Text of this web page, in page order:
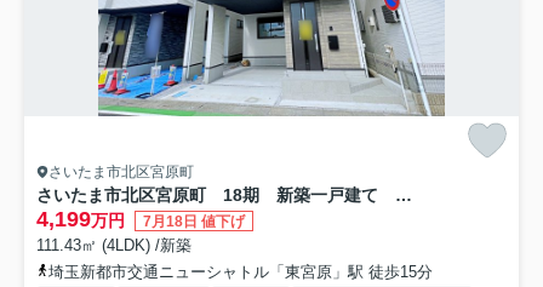
さいたま市北区宮原町
さいたま市北区宮原町 18期 新築一戸建て グレース 02
4,199万円 7月18日 値下げ
111.43㎡ (4LDK) /新築
埼玉新都市交通ニューシャトル「東宮原」駅 徒歩15分